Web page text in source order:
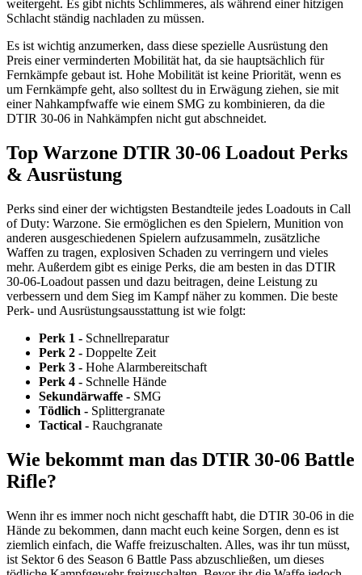
weitergeht. Es gibt nichts Schlimmeres, als während einer hitzigen
Schlacht ständig nachladen zu müssen.
Es ist wichtig anzumerken, dass diese spezielle Ausrüstung den
Preis einer verminderten Mobilität hat, da sie hauptsächlich für
Fernkämpfe gebaut ist. Hohe Mobilität ist keine Priorität, wenn es
um Fernkämpfe geht, also solltest du in Erwägung ziehen, sie mit
einer Nahkampfwaffe wie einem SMG zu kombinieren, da die
DTIR 30-06 in Nahkämpfen nicht gut abschneidet.
Top Warzone DTIR 30-06 Loadout Perks
& Ausrüstung
Perks sind einer der wichtigsten Bestandteile jedes Loadouts in Call
of Duty: Warzone. Sie ermöglichen es den Spielern, Munition von
anderen ausgeschiedenen Spielern aufzusammeln, zusätzliche
Waffen zu tragen, explosiven Schaden zu verringern und vieles
mehr. Außerdem gibt es einige Perks, die am besten in das DTIR
30-06-Loadout passen und dazu beitragen, deine Leistung zu
verbessern und dem Sieg im Kampf näher zu kommen. Die beste
Perk- und Ausrüstungsausstattung ist wie folgt:
Perk 1 - Schnellreparatur
Perk 2 - Doppelte Zeit
Perk 3 - Hohe Alarmbereitschaft
Perk 4 - Schnelle Hände
Sekundärwaffe - SMG
Tödlich - Splittergranate
Tactical - Rauchgranate
Wie bekommt man das DTIR 30-06 Battle
Rifle?
Wenn ihr es immer noch nicht geschafft habt, die DTIR 30-06 in die
Hände zu bekommen, dann macht euch keine Sorgen, denn es ist
ziemlich einfach, die Waffe freizuschalten. Alles, was ihr tun müsst,
ist Sektor 6 des Season 6 Battle Pass abzuschließen, um dieses